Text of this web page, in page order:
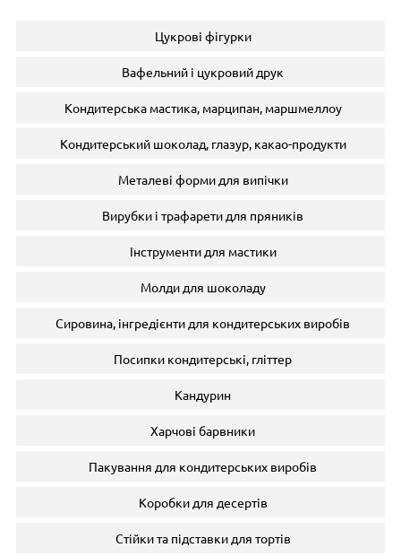
Цукрові фігурки
Вафельний і цукровий друк
Кондитерська мастика, марципан, маршмеллоу
Кондитерський шоколад, глазур, какао-продукти
Металеві форми для випічки
Вирубки і трафарети для пряників
Інструменти для мастики
Молди для шоколаду
Сировина, інгредієнти для кондитерських виробів
Посипки кондитерські, гліттер
Кандурин
Харчові барвники
Пакування для кондитерських виробів
Коробки для десертів
Стійки та підставки для тортів